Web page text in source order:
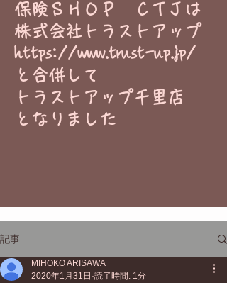
​保険ＳＨＯＰ ＣＴＪは
株式会社トラストアップ
https://www.trust-up.jp/
と合併して
トラストアップ千里店
​となりました
記事
MIHOKO ARISAWA
2020年1月31日 読了時間: 1分